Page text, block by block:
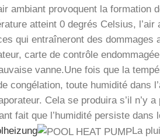
ambiant provoquent la
atteint 0 degrés Celsius,
qui entraîneront des dommages
carte de contrôle
vanne.Une fois que la
congélation, toute humidité dans
Cela se produira s’il n’y
fait que l’humidité persiste
La